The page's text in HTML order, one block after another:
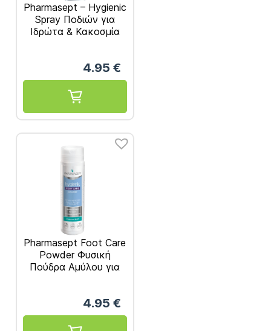
Pharmasept – Hygienic
Spray Ποδιών για
Ιδρώτα & Κακοσμία
4.95 €
Pharmasept Foot Care
Powder Φυσική
Πούδρα Αμύλου για
Ιδρώτα Κακοσμία &
Μύκητες 70gr
4.95 €